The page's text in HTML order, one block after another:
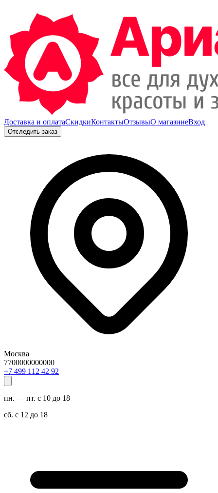
Доставка и оплатаСкидкиКонтактыОтзывыО магазинеВход
Отследить заказ
Москва
7700000000000
29 24 211 994 7+
пн. — пт. с 10 до 18
сб. с 12 до 18